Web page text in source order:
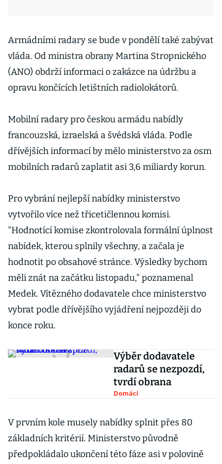
Armádními radary se bude v pondělí také zabývat
vláda. Od ministra obrany Martina Stropnického
(ANO) obdrží informaci o zakázce na údržbu a
opravu končících letištních radiolokátorů.
Mobilní radary pro českou armádu nabídly
francouzská, izraelská a švédská vláda. Podle
dřívějších informací by mělo ministerstvo za osm
mobilních radarů zaplatit asi 3,6 miliardy korun.
Pro vybrání nejlepší nabídky ministerstvo
vytvořilo více než třicetičlennou komisi.
"Hodnotící komise zkontrolovala formální úplnost
nabídek, kterou splnily všechny, a začala je
hodnotit po obsahové stránce. Výsledky bychom
měli znát na začátku listopadu," poznamenal
Medek. Vítězného dodavatele chce ministerstvo
vybrat podle dřívějšího vyjádření nejpozději do
konce roku.
Výběr dodavatele
radarů se nezpozdí,
tvrdí obrana
Domácí
V prvním kole musely nabídky splnit přes 80
základních kritérií. Ministerstvo původně
předpokládalo ukončení této fáze asi v polovině